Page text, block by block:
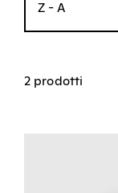
Z - A
2 prodotti